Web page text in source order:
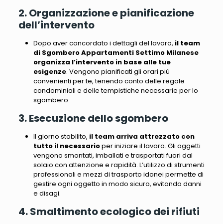
2. Organizzazione e pianificazione
dell’intervento
Dopo aver concordato i dettagli del lavoro, il team
di Sgombero Appartamenti Settimo Milanese
organizza l’intervento in base alle tue
esigenze. Vengono pianificati gli orari più
convenienti per te, tenendo conto delle regole
condominiali e delle tempistiche necessarie per lo
sgombero.
3. Esecuzione dello sgombero
Il giorno stabilito, il team arriva attrezzato con
tutto il necessarioper iniziare il lavoro. Gli oggetti
vengono smontati, imballati e trasportati fuori dal
solaio con attenzione e rapidità. L’utilizzo di strumenti
professionali e mezzi di trasporto idonei permette di
gestire ogni oggetto in modo sicuro, evitando danni
e disagi.
4. Smaltimento ecologico dei rifiuti